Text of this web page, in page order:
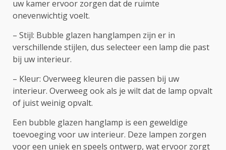
uw kamer ervoor zorgen dat de ruimte
onevenwichtig voelt.
– Stijl: Bubble glazen hanglampen zijn er in
verschillende stijlen, dus selecteer een lamp die past
bij uw interieur.
– Kleur: Overweeg kleuren die passen bij uw
interieur. Overweeg ook als je wilt dat de lamp opvalt
of juist weinig opvalt.
Een bubble glazen hanglamp is een geweldige
toevoeging voor uw interieur. Deze lampen zorgen
voor een uniek en speels ontwerp, wat ervoor zorgt